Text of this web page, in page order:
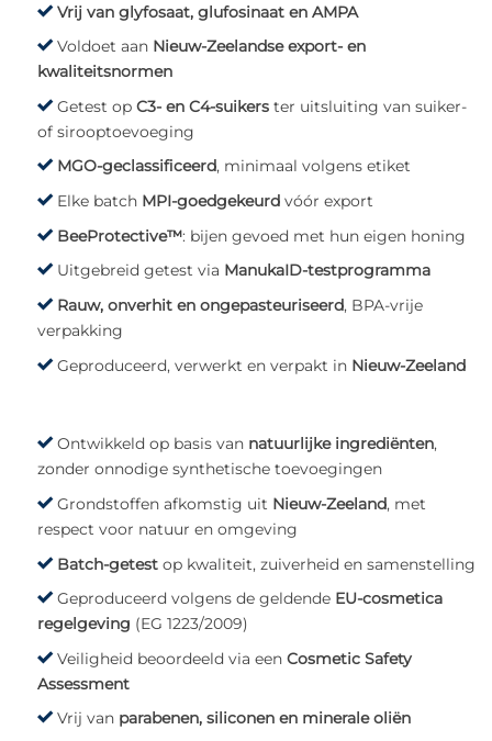
Vrij van glyfosaat, glufosinaat en AMPA
Voldoet aan Nieuw-Zeelandse export- en
kwaliteitsnormen
Getest op C3- en C4-suikerster uitsluiting van suiker-
of sirooptoevoeging
MGO-geclassificeerd, minimaal volgens etiket
Elke batch MPI-goedgekeurdvóór export
BeeProtective™: bijen gevoed met hun eigen honing
Uitgebreid getest via ManukaID-testprogramma
Rauw, onverhit en ongepasteuriseerd, BPA-vrije
verpakking
Geproduceerd, verwerkt en verpakt in Nieuw-Zeeland
Ontwikkeld op basis van natuurlijke ingrediënten,
zonder onnodige synthetische toevoegingen
Grondstoffen afkomstig uit Nieuw-Zeeland, met
respect voor natuur en omgeving
Batch-getestop kwaliteit, zuiverheid en samenstelling
Geproduceerd volgens de geldende EU-cosmetica
regelgeving (EG 1223/2009)
Veiligheid beoordeeld via een Cosmetic Safety
Assessment
Vrij van parabenen, siliconen en minerale oliën